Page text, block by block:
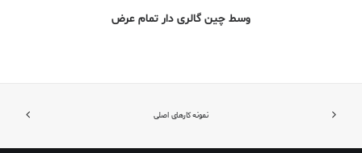
وسط چین گالری دار تمام عرض
نمونه کارهای اصلی